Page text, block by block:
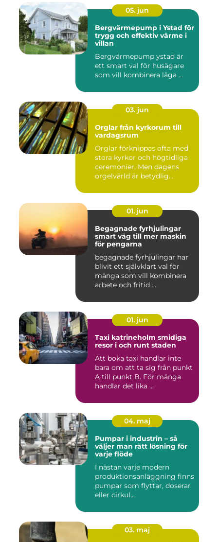
05. jun
Bergvärmepump i Ystad för
trygg och effektiv värme i
villan
Bergvärmepump ystad är
ett smart val för husägare
som vill kombinera låga ...
03. jun
Orglar från kyrkorum till
vardagsrum
Orglar förknippas ofta med
stora kyrkor och högtidliga
ceremonier. Men dagens
orgelvärld är betydlig...
01. jun
Begagnade fyrhjulingar
smart väg till mer maskin
för pengarna
begagnade fyrhjulingar har
blivit ett självklart val för
många som vill kombinera
arbete och fritid ...
01. jun
Taxi katrineholm smidiga
resor i och runt staden
Att boka taxi handlar inte
bara om att ta sig från punkt
A till punkt B. För många
handlar det lika ...
04. maj
Pumpar i industrin – så
väljer man rätt lösning för
varje flöde
I nästan varje modern
produktionsanläggning finns
pumpar som flyttar, doserar
eller cirkul...
03. maj